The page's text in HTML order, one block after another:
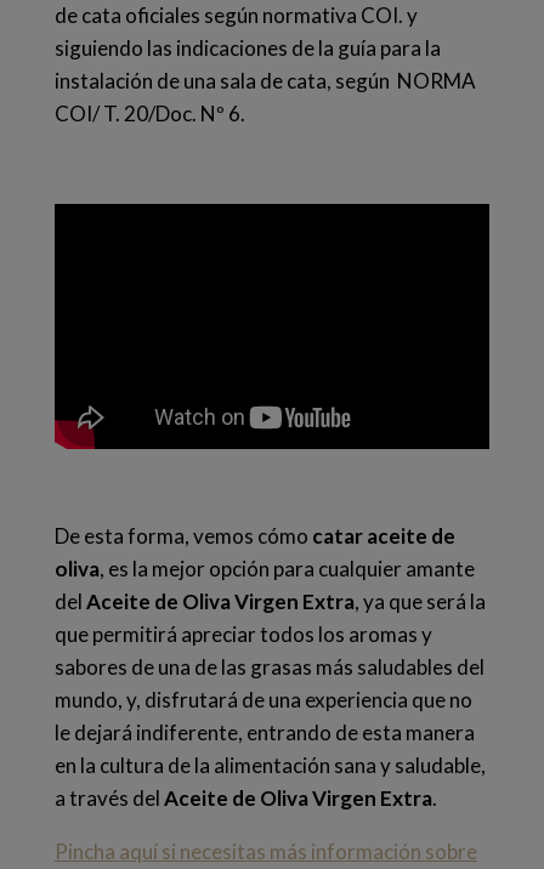
de cata oficiales según normativa COI. y
siguiendo las indicaciones de la guía para la
instalación de una sala de cata, según NORMA
COI/ T. 20/Doc. Nº 6.
De esta forma, vemos cómo catar aceite de
oliva, es la mejor opción para cualquier amante
delAceite de Oliva Virgen Extra, ya que será la
que permitirá apreciar todos los aromas y
sabores de una de las grasas más saludables del
mundo, y, disfrutará de una experiencia que no
le dejará indiferente, entrando de esta manera
en la cultura de la alimentación sana y saludable,
a través delAceite de Oliva Virgen Extra.
Pincha aquí si necesitas más información sobre